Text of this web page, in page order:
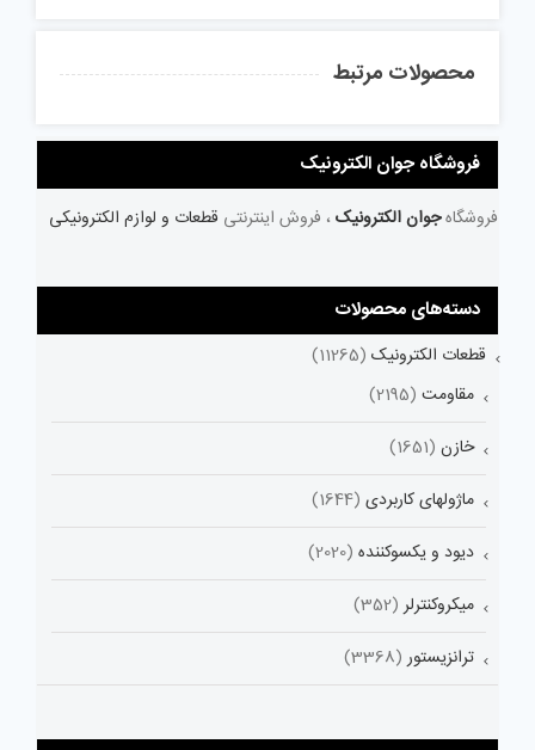
محصولات مرتبط
فروشگاه جوان الکترونیک
فروشگاهجوان الکترونیک ، فروش اینترنتی قطعات و لوازم الکترونیکی
دسته‌های محصولات
قطعات الکترونیک (11265)
مقاومت (2195)
خازن (1651)
ماژولهای کاربردی (1644)
دیود و یکسوکننده (2020)
میکروکنترلر (352)
ترانزیستور (3368)